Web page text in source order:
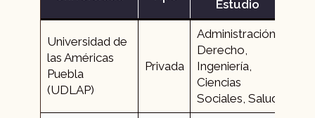
Estudio
Universidad de
las Américas
Puebla
(UDLAP)
Privada
Administración,
Derecho,
Ingeniería,
Ciencias
Sociales, Salud